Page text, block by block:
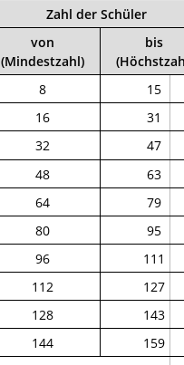
Zahl der Schüler
von
(Mindestzahl)
bis
8
15
16
31
32
47
48
63
64
79
80
95
96
111
112
127
128
143
144
159